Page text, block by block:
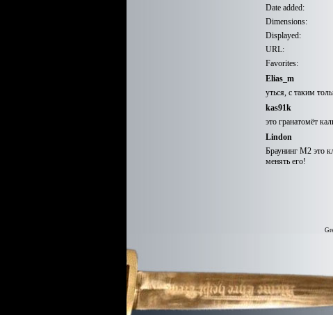
Date added:
Dimensions:
Displayed:
URL:
Favorites:
Elias_m
уться, с таким
kas91k
это гранатомёт
Lindon
Браунинг М2 это
менять его!